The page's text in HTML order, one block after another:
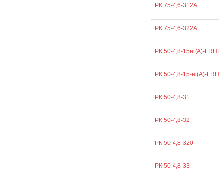
РК 75-4,6-312А
РК 75-4,6-322А
РК 50-4,8-15нг(А)-
РК 50-4,8-15-нг(А)-
РК 50-4,8-31
РК 50-4,8-32
РК 50-4,8-320
РК 50-4,8-33